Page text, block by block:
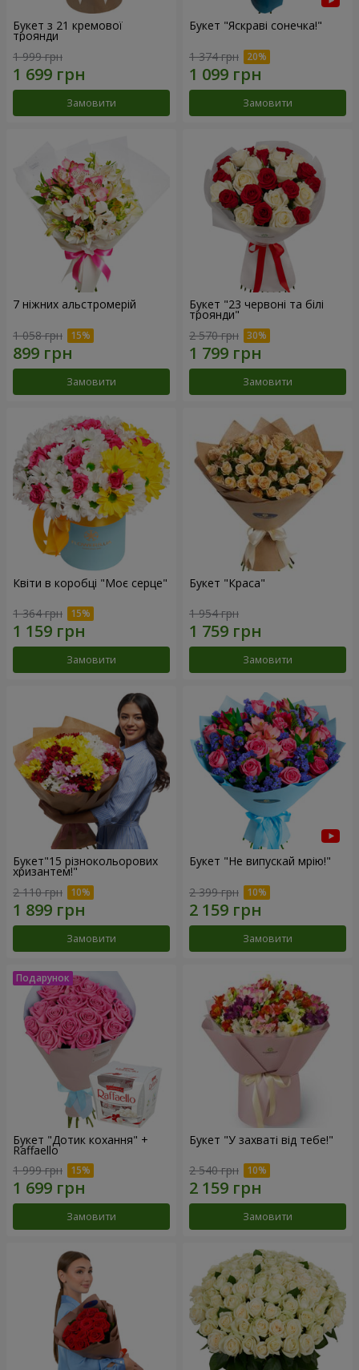
Букет з 21 кремової
троянди
1 999 грн
Замовити
Букет "Яскраві сонечка!"
1 374 грн
Замовити
7 ніжних альстромерій
1 058 грн
Замовити
Букет "23 червоні та білі
троянди"
2 570 грн
Замовити
Квіти в коробці "Моє серце"
1 364 грн
Замовити
Букет "Краса"
1 954 грн
Замовити
Букет"15 різнокольорових
хризантем!"
2 110 грн
Замовити
Букет "Не випускай мрію!"
2 399 грн
Замовити
Букет "Дотик кохання" +
Raffaello
1 999 грн
Замовити
Букет "У захваті від тебе!"
2 540 грн
Замовити